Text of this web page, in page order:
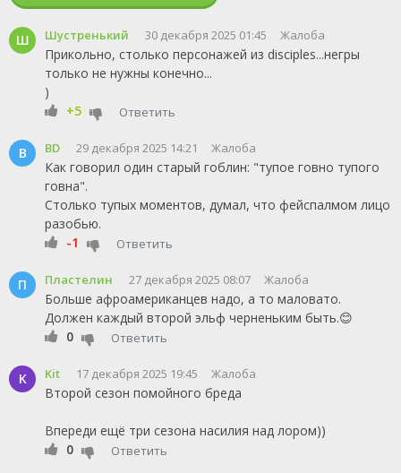
Ш Шустренький 30 декабря 2025 01:45 Жалоба
Прикольно, столько персонажей из disciples...негры
только не нужны конечно...
)
+5
Ответить
B BD 29 декабря 2025 14:21 Жалоба
Как говорил один старый гоблин: "тупое говно тупого
говна".
Столько тупых моментов, думал, что фейспалмом лицо
разобью.
-1
Ответить
П Пластелин 27 декабря 2025 08:07 Жалоба
Больше афроамериканцев надо, а то маловато.
Должен каждый второй эльф черненьким быть.😊
0
Ответить
K Kit 17 декабря 2025 19:45 Жалоба
Второй сезон помойного бреда
Впереди ещё три сезона насилия над лором))
0
Ответить